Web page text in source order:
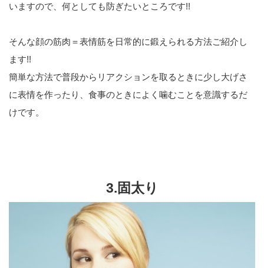
いますので、何としても防ぎたいところです!!
そんな顔の筋肉＝表情筋を日常的に鍛えられる方法ご紹介し
ます!!
簡単な方法で普段からリアクションを取るときに少し大げさ
に表情を作ったり、食事のときによく噛むことを意識するだ
けです。
3.固太り